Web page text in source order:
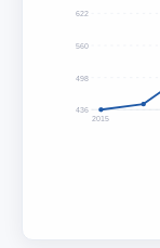
622
560
498
436
2015